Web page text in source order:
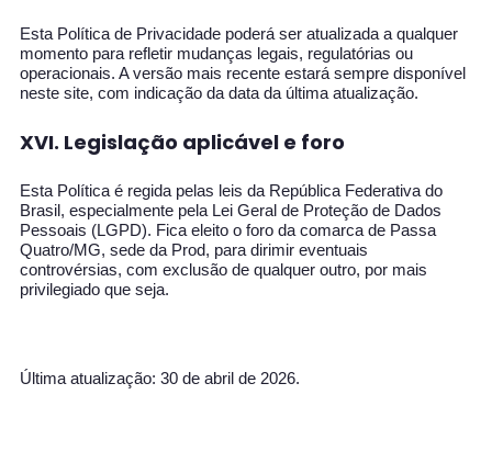
Esta Política de Privacidade poderá ser atualizada a qualquer
momento para refletir mudanças legais, regulatórias ou
operacionais. A versão mais recente estará sempre disponível
neste site, com indicação da data da última atualização.
XVI. Legislação aplicável e foro
Esta Política é regida pelas leis da República Federativa do
Brasil, especialmente pela Lei Geral de Proteção de Dados
Pessoais (LGPD). Fica eleito o foro da comarca de Passa
Quatro/MG, sede da Prod, para dirimir eventuais
controvérsias, com exclusão de qualquer outro, por mais
privilegiado que seja.
Última atualização: 30 de abril de 2026.